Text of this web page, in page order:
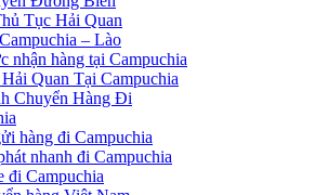
Tục Hải Quan
– Lào
nhận hàng tại Campuchia
Quan Tại Campuchia
Chuyển Hàng Đi
hàng đi Campuchia
nhanh đi Campuchia
đi Campuchia